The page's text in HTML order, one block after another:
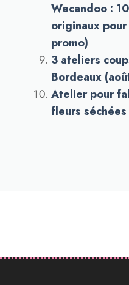
Wecandoo :
originaux
promo)
3 ateliers
Bordeaux
Atelier pour
fleurs